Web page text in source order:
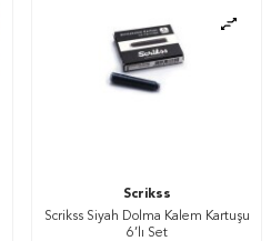
Scrikss
Scrikss Siyah Dolma Kalem Kartuşu
6’lı Set